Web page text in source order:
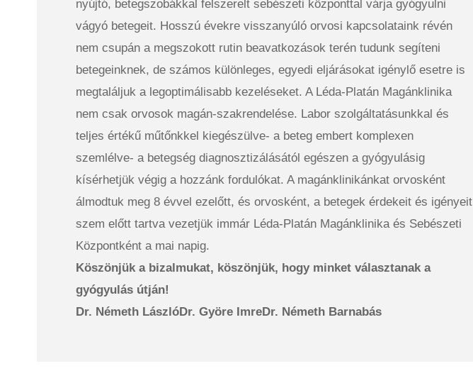
nyújtó, betegszobákkal felszerelt sebészeti központtal várja gyógyulni
vágyó betegeit. Hosszú évekre visszanyúló orvosi kapcsolataink révén
nem csupán a megszokott rutin beavatkozások terén tudunk segíteni
betegeinknek, de számos különleges, egyedi eljárásokat igénylő esetre is
megtaláljuk a legoptimálisabb kezeléseket. A Léda-Platán Magánklinika
nem csak orvosok magán-szakrendelése. Labor szolgáltatásunkkal és
teljes értékű műtőnkkel kiegészülve- a beteg embert komplexen
szemlélve- a betegség diagnosztizálásától egészen a gyógyulásig
kísérhetjük végig a hozzánk fordulókat. A magánklinikánkat orvosként
álmodtuk meg 8 évvel ezelőtt, és orvosként, a betegek érdekeit és igényeit
szem előtt tartva vezetjük immár Léda-Platán Magánklinika és Sebészeti
Központként a mai napig.
Köszönjük a bizalmukat, köszönjük, hogy minket választanak a
gyógyulás útján!
Dr. Németh LászlóDr. Györe ImreDr. Németh Barnabás